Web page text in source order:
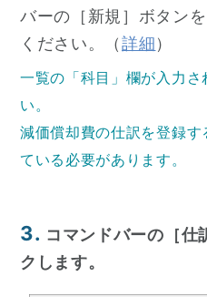
バーの［新規］ボタン
ください。（詳細）
一覧の「科目」欄が入力
い。
減価償却費の仕訳を登録
ている必要があります。
3. コマンドバーの［仕
クします。